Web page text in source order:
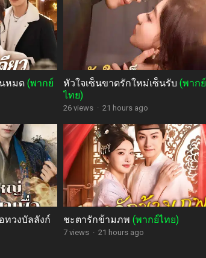
หมด (พากย์
หัวใจเซ็นขาดรักใหม่เซ็นรับ (พากย์
ไทย)
26 views · 21 hours ago
วงบัลลังก์
ชะตารักข้ามภพ (พากย์ไทย)
7 views · 21 hours ago